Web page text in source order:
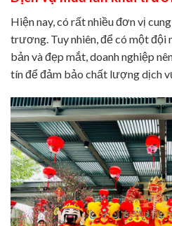
Hiện nay, có rất nhiều đơn vị
trương. Tuy nhiên, để có một đội
bản và đẹp mắt, doanh nghiệp
tín để đảm bảo chất lượng dịch